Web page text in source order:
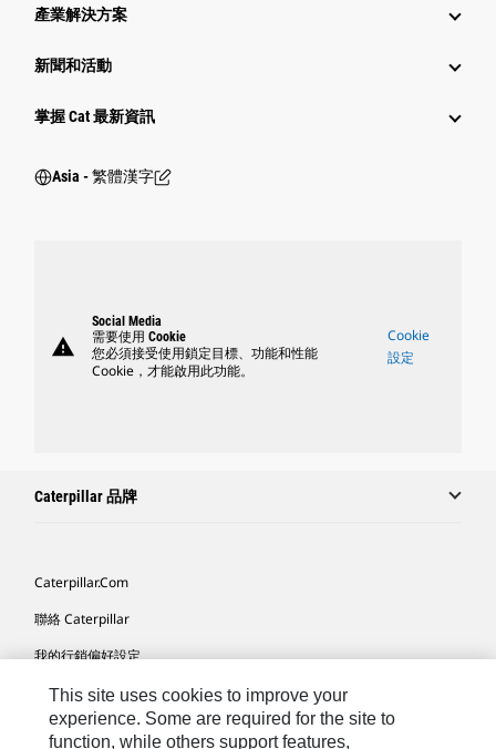
產業解決方案
新聞和活動
掌握 Cat 最新資訊
Asia - 繁體漢字
warning
Social Media
需要使用 Cookie
您必須接受使用鎖定目標、功能和性能
Cookie，才能啟用此功能。
Cookie
設定
Caterpillar 品牌
Caterpillar.com
聯絡 Caterpillar
我的行銷偏好設定
網站地圖
Cookie Settings
This site uses cookies to improve your
experience. Some are required for the site to
function, while others support features,